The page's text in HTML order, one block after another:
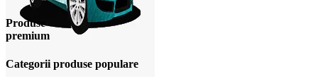
Produse
premium
Categorii produse populare